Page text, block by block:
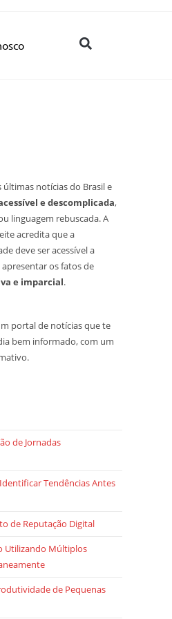
notícias do Brasil e
e descomplicada,
linguagem rebuscada. A
acredita que a
deve ser acessível a
os fatos de
e imparcial.
portal de notícias que te
bem informado, com um
de Jornadas
Tendências Antes
de Reputação Digital
Utilizando Múltiplos
de Pequenas